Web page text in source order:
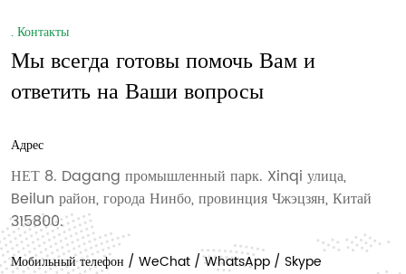
. Контакты
Мы всегда готовы помочь Вам и
ответить на Ваши вопросы
Адрес
НЕТ 8. Dagang промышленный парк. Xinqi улица,
Beilun район, города Нинбо, провинция Чжэцзян, Китай
315800.
Мобильный телефон / WeChat / WhatsApp / Skype